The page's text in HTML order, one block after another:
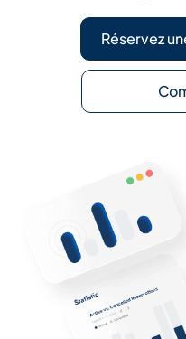
Réservez